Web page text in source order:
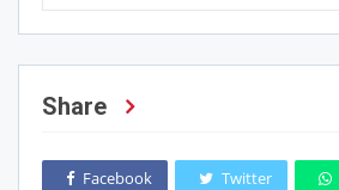
Share
Facebook Twitter